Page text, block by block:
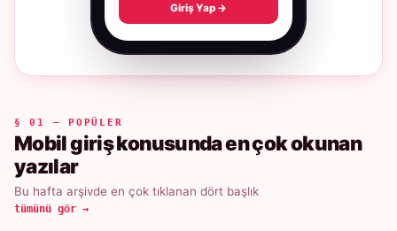
Giriş Yap →
§ 01 — POPÜLER
Mobil giriş konusunda en çok okunan
yazılar
Bu hafta arşivde en çok tıklanan dört başlık
tümünü gör →